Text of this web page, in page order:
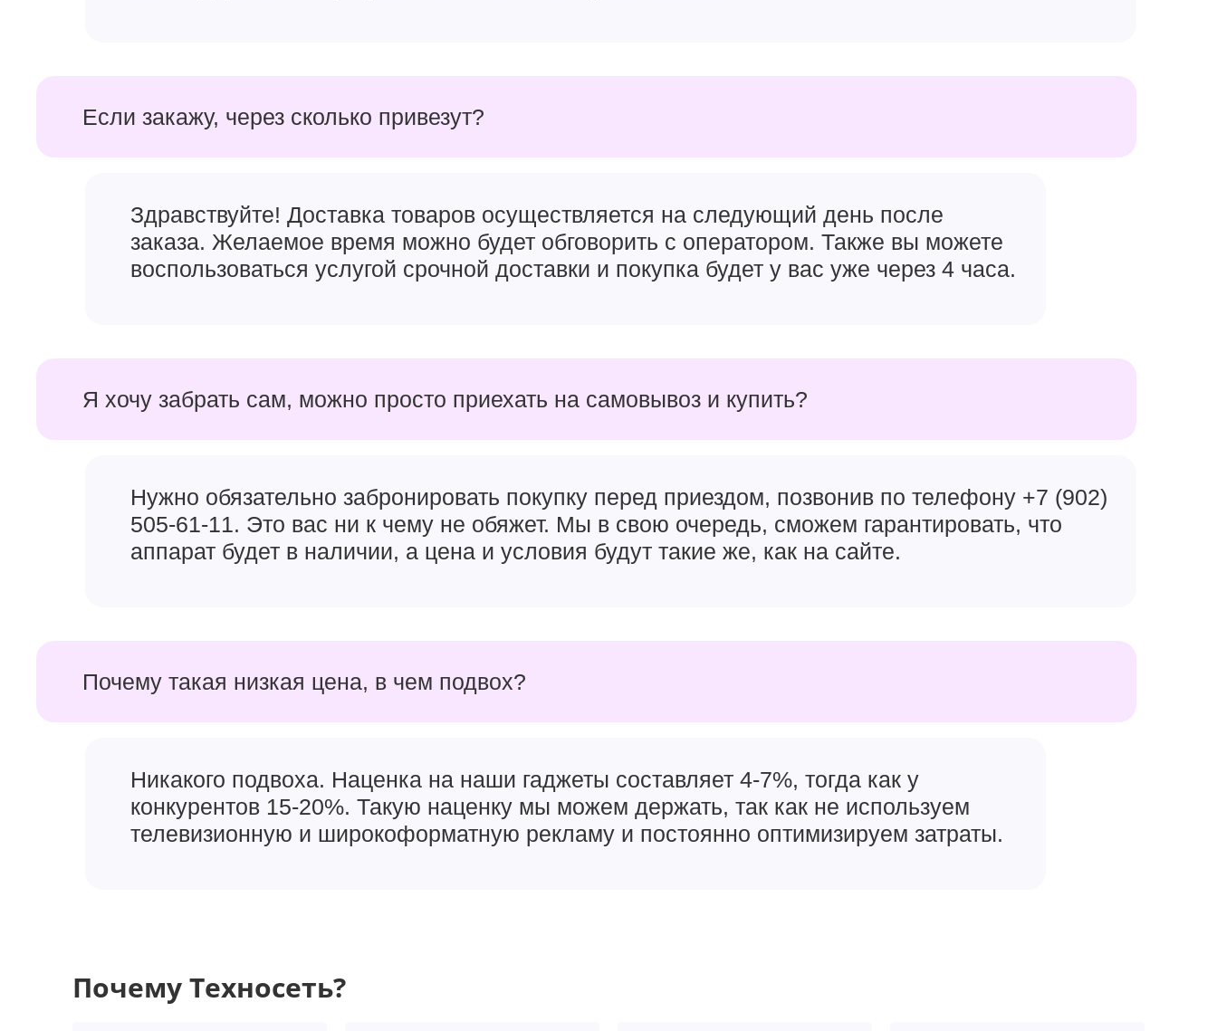
Если закажу, через сколько привезут?
Здравствуйте! Доставка товаров осуществляется на следующий день после
заказа. Желаемое время можно будет обговорить с оператором. Также вы можете
воспользоваться услугой срочной доставки и покупка будет у вас уже через 4 часа.
Я хочу забрать сам, можно просто приехать на самовывоз и купить?
Нужно обязательно забронировать покупку перед приездом, позвонив по телефону +7 (902)
505-61-11. Это вас ни к чему не обяжет. Мы в свою очередь, сможем гарантировать, что
аппарат будет в наличии, а цена и условия будут такие же, как на сайте.
Почему такая низкая цена, в чем подвох?
Никакого подвоха. Наценка на наши гаджеты составляет 4-7%, тогда как у
конкурентов 15-20%. Такую наценку мы можем держать, так как не используем
телевизионную и широкоформатную рекламу и постоянно оптимизируем затраты.
Почему Техносеть?